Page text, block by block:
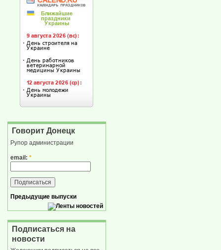
Говорит Донецк
Рупор администрации
email: *
Предыдущие выпуски
Подписаться на
новости